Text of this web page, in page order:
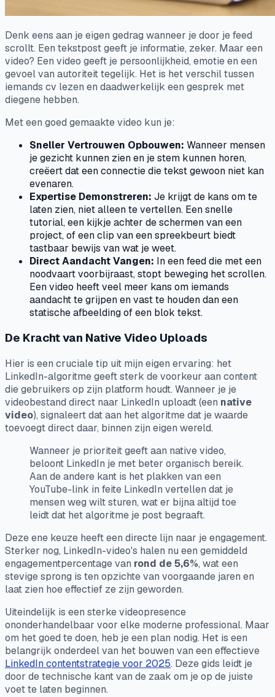
Denk eens aan je eigen gedrag wanneer je door je feed
scrollt. Een tekstpost geeft je informatie, zeker. Maar een
video? Een video geeft je persoonlijkheid, emotie en een
gevoel van autoriteit tegelijk. Het is het verschil tussen
iemands cv lezen en daadwerkelijk een gesprek met
diegene hebben.
Met een goed gemaakte video kun je:
Sneller Vertrouwen Opbouwen: Wanneer mensen
je gezicht kunnen zien en je stem kunnen horen,
creëert dat een connectie die tekst gewoon niet kan
evenaren.
Expertise Demonstreren: Je krijgt de kans om te
laten zien, niet alleen te vertellen. Een snelle
tutorial, een kijkje achter de schermen van een
project, of een clip van een spreekbeurt biedt
tastbaar bewijs van wat je weet.
Direct Aandacht Vangen: In een feed die met een
noodvaart voorbijraast, stopt beweging het scrollen.
Een video heeft veel meer kans om iemands
aandacht te grijpen en vast te houden dan een
statische afbeelding of een blok tekst.
De Kracht van Native Video Uploads
Hier is een cruciale tip uit mijn eigen ervaring: het
LinkedIn-algoritme geeft sterk de voorkeur aan content
die gebruikers op zijn platform houdt. Wanneer je je
videobestand direct naar LinkedIn uploadt (een native
video), signaleert dat aan het algoritme dat je waarde
toevoegt direct daar, binnen zijn eigen wereld.
Wanneer je prioriteit geeft aan native video,
beloont LinkedIn je met beter organisch bereik.
Aan de andere kant is het plakken van een
YouTube-link in feite LinkedIn vertellen dat je
mensen weg wilt sturen, wat er bijna altijd toe
leidt dat het algoritme je post begraaft.
Deze ene keuze heeft een directe lijn naar je engagement.
Sterker nog, LinkedIn-video's halen nu een gemiddeld
engagementpercentage van rond de 5,6%, wat een
stevige sprong is ten opzichte van voorgaande jaren en
laat zien hoe effectief ze zijn geworden.
Uiteindelijk is een sterke videopresence
ononderhandelbaar voor elke moderne professional. Maar
om het goed te doen, heb je een plan nodig. Het is een
belangrijk onderdeel van het bouwen van een effectieve
LinkedIn contentstrategie voor 2025. Deze gids leidt je
door de technische kant van de zaak om je op de juiste
voet te laten beginnen.